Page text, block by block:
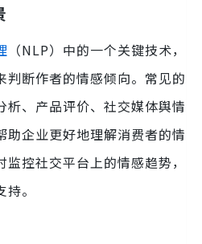
（NLP）中的一个关键技术，
判断作者的情感倾向。常见的
析、产品评价、社交媒体舆情
助企业更好地理解消费者的情
控社交平台上的情感趋势，
。